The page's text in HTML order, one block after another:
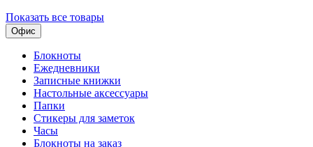
Показать все товары
Офис
Блокноты
Ежедневники
Записные книжки
Настольные аксессуары
Папки
Стикеры для заметок
Часы
Блокноты на заказ